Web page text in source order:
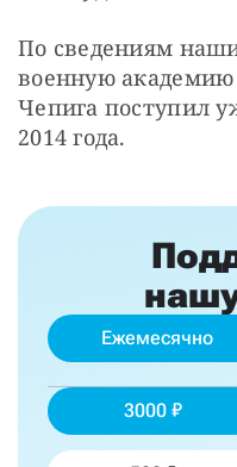
По сведениям
военную
Чепига поступил
2014 года.
Ежемесячно
3000